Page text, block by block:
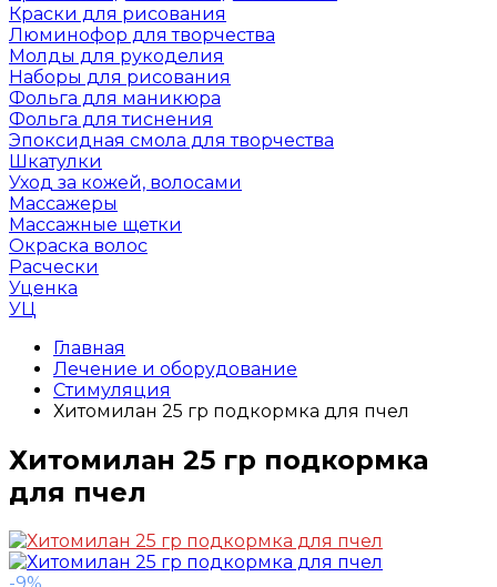
Краски для рисования
Люминофор для творчества
Молды для рукоделия
Наборы для рисования
Фольга для маникюра
Фольга для тиснения
Эпоксидная смола для творчества
Шкатулки
Уход за кожей, волосами
Массажеры
Массажные щетки
Окраска волос
Расчески
Уценка
УЦ
Главная
Лечение и оборудование
Стимуляция
Хитомилан 25 гр подкормка для пчел
Хитомилан 25 гр подкормка
для пчел